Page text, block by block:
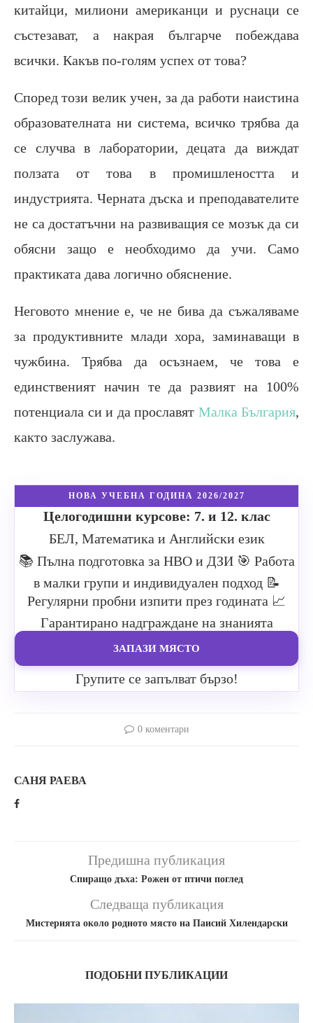
китайци, милиони американци и руснаци се
състезават, а накрая българче побеждава
всички. Какъв по-голям успех от това?
Според този велик учен, за да работи наистина
образователната ни система, всичко трябва да
се случва в лаборатории, децата да виждат
ползата от това в промишлеността и
индустрията. Черната дъска и преподавателите
не са достатъчни на развиващия се мозък да си
обясни защо е необходимо да учи. Само
практиката дава логично обяснение.
Неговото мнение е, че не бива да съжаляваме
за продуктивните млади хора, заминаващи в
чужбина. Трябва да осъзнаем, че това е
единственият начин те да развият на 100%
потенциала си и да прославят Малка България,
както заслужава.
НОВА УЧЕБНА ГОДИНА 2026/2027
Целогодишни курсове: 7. и 12. клас
БЕЛ, Математика и Английски език
📚 Пълна подготовка за НВО и ДЗИ 🎯 Работа
в малки групи и индивидуален подход 📝
Регулярни пробни изпити през годината 📈
Гарантирано надграждане на знанията
ЗАПАЗИ МЯСТО
Групите се запълват бързо!
0 коментари
САНЯ РАЕВА
Предишна публикация
Спиращо дъха: Рожен от птичи поглед
Следваща публикация
Мистерията около родното място на Паисий Хилендарски
ПОДОБНИ ПУБЛИКАЦИИ